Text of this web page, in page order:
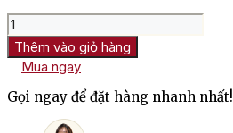
Rượu
Vang
Mỹ
Francis
Coppola
Diamond
Collection
Thêm vào giỏ hàng
Mua ngay
Gọi ngay để đặt hàng nhanh nhất!